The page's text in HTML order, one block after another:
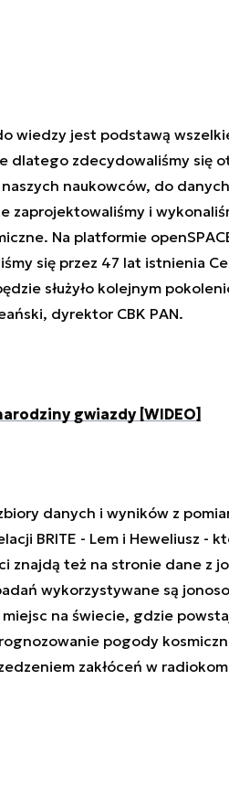
wiedzy jest podstawą
dlatego zdecydowaliśmy się
naukowców, do
zaprojektowaliśmy i
Na platformie
się przez 47 lat istnienia
służyło kolejnym
dyrektor CBK PAN.
gwiazdy [WIDEO]
danych i wyników z
BRITE - Lem i Heweliusz -
znajdą też na stronie dane z
wykorzystywane są
na świecie, gdzie
pogody
zakłóceń w